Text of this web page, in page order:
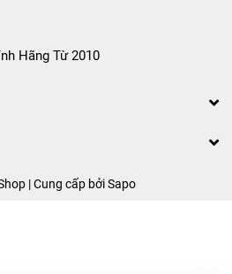
Hãng Từ 2010
| Cung cấp bởiSapo